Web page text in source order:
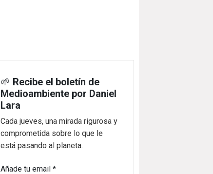
🌱 Recibe el boletín de
Medioambiente por Daniel
Lara
Cada jueves, una mirada rigurosa y
comprometida sobre lo que le
está pasando al planeta.
Añade tu email*